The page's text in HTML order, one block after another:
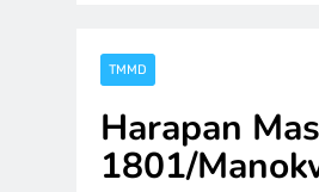
TMMD
Harapan
1801/